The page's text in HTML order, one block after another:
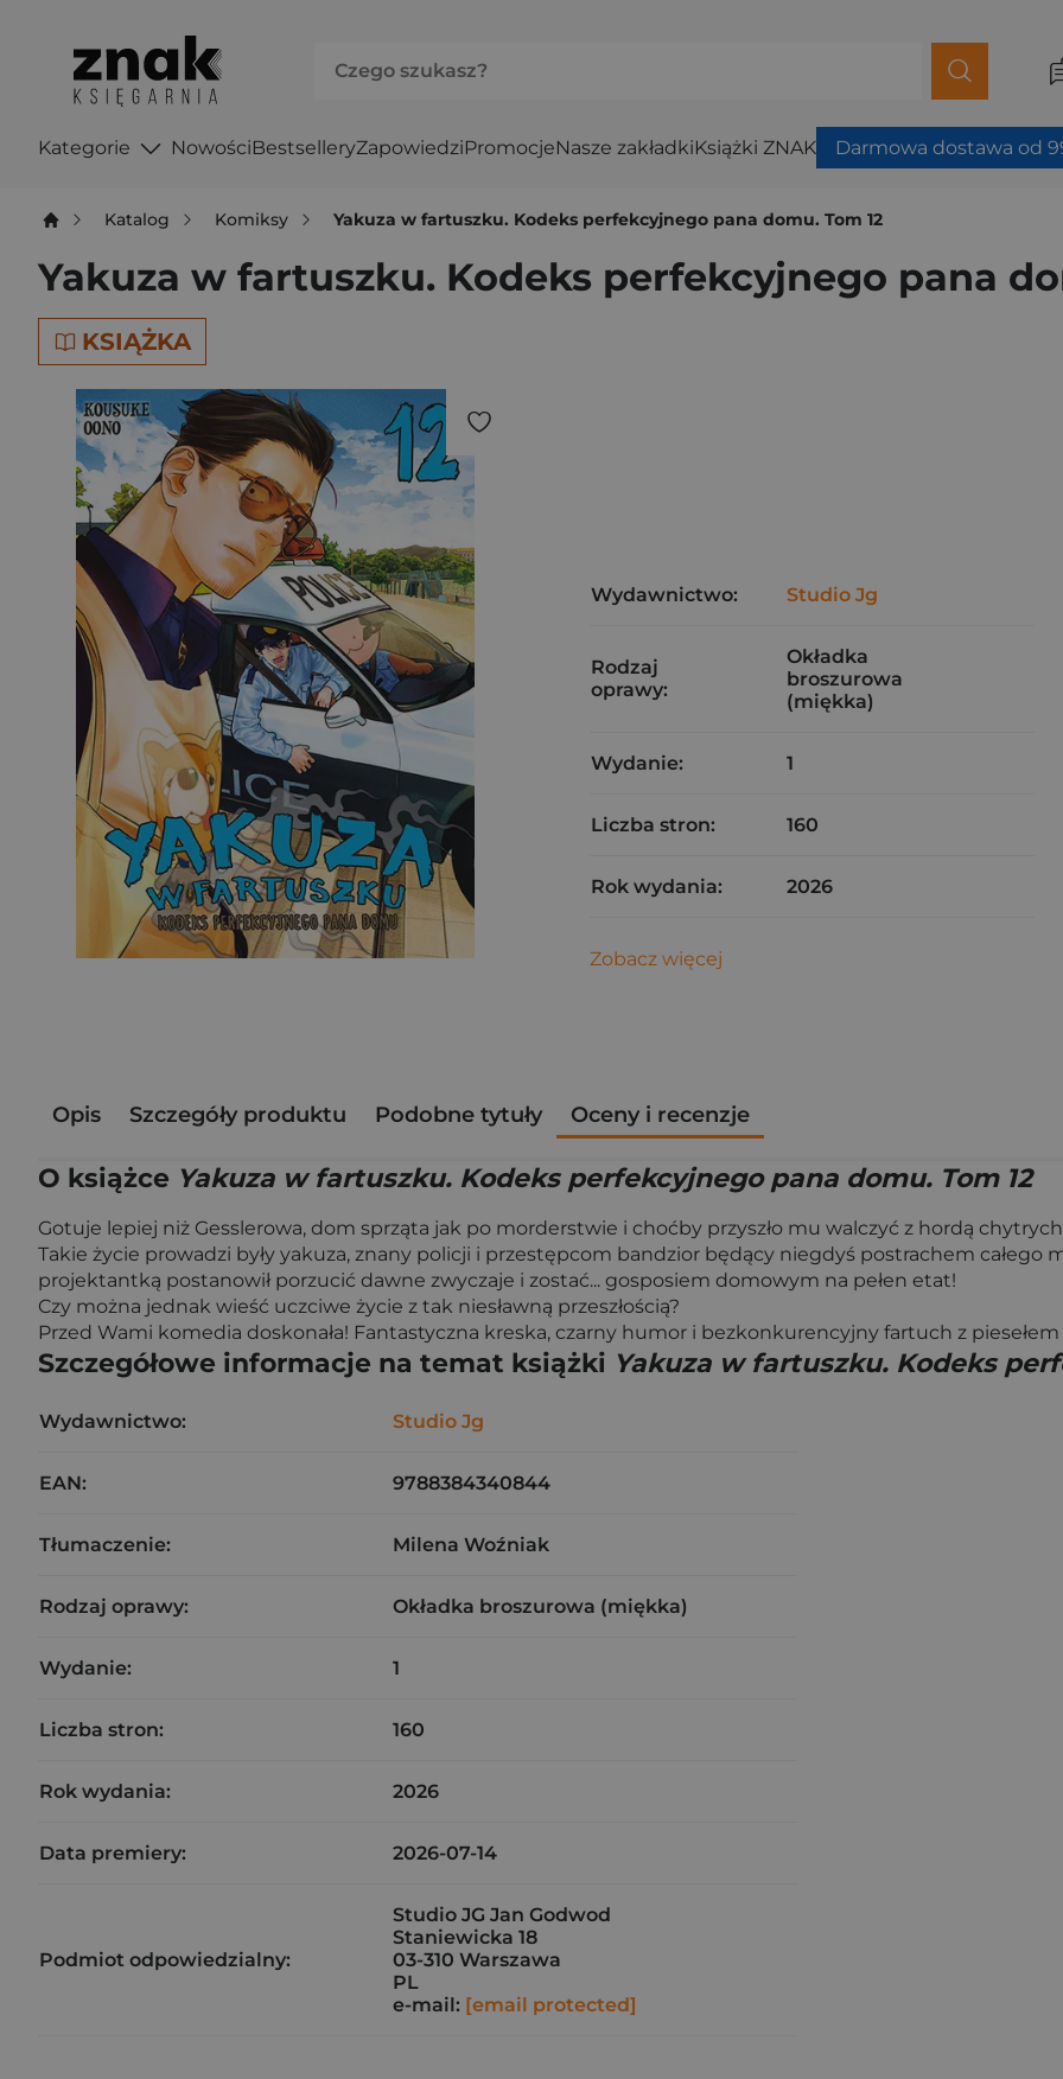
Kategorie NowościBestselleryZapowiedziPromocjeNasze zakładkiKsiążki ZNAK Darmowa dostawa od
Katalog Komiksy Yakuza w fartuszku. Kodeks perfekcyjnego pana domu. Tom 12
Yakuza w fartuszku. Kodeks perfekcyjnego pana
KSIĄŻKA
Wydawnictwo: Studio Jg
Rodzaj
oprawy:
Okładka
broszurowa
(miękka)
Wydanie: 1
Liczba stron: 160
Rok wydania: 2026
Zobacz więcej
Opis Szczegóły produktu Podobne tytuły Oceny i recenzje
O książce Yakuza w fartuszku. Kodeks perfekcyjnego pana domu. Tom 12
Gotuje lepiej niż Gesslerowa, dom sprząta jak po morderstwie i choćby przyszło mu walczyć z hordą
Takie życie prowadzi były yakuza, znany policji i przestępcom bandzior będący niegdyś postrachem całego
projektantką postanowił porzucić dawne zwyczaje i zostać... gosposiem domowym na pełen etat!
Czy można jednak wieść uczciwe życie z tak niesławną przeszłością?
Przed Wami komedia doskonała! Fantastyczna kreska, czarny humor i bezkonkurencyjny fartuch z
Szczegółowe informacje na temat książki Yakuza w fartuszku. Kodeks
Wydawnictwo: Studio Jg
EAN: 9788384340844
Tłumaczenie: Milena Woźniak
Rodzaj oprawy: Okładka broszurowa (miękka)
Wydanie: 1
Liczba stron: 160
Rok wydania: 2026
Data premiery: 2026-07-14
Podmiot odpowiedzialny:
Studio JG Jan Godwod
Staniewicka 18
03-310 Warszawa
PL
e-mail: [email protected]